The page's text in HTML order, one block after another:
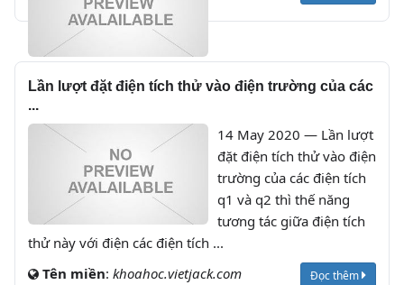
Lần lượt đặt điện tích thử vào điện trường của các
...
14 May 2020 — Lần lượt
đặt điện tích thử vào điện
trường của các điện tích
q1 và q2 thì thế năng
tương tác giữa điện tích
thử này với điện các điện tích ...
Tên miền: khoahoc.vietjack.com Đọc thêm